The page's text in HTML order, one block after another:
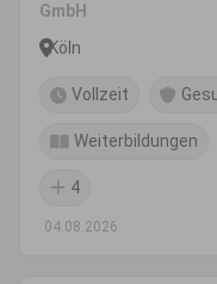
GmbH
Köln
Vollzeit
Weiterbildungen
4
04.08.2026